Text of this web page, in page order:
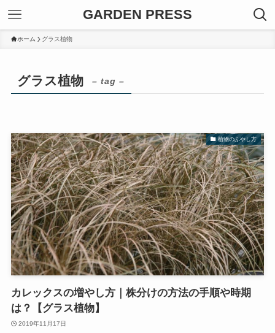
GARDEN PRESS
ホーム グラス植物
グラス植物 – tag –
植物のふやし方
カレックスの増やし方｜株分けの方法の手順や時期
は？【グラス植物】
2019年11月17日